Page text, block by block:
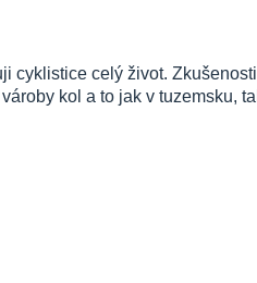
cyklistice celý život.
kol a to jak v tuzemsku,